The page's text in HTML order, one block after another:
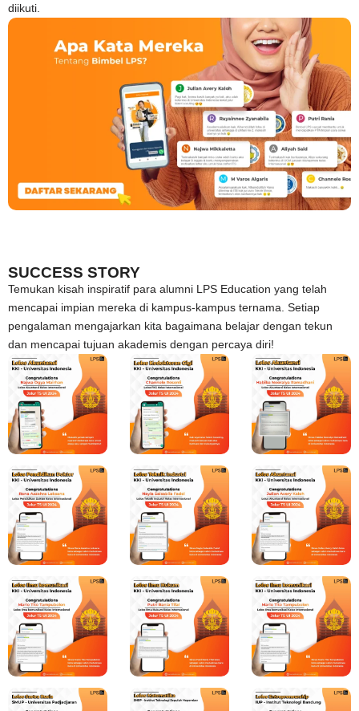
diikuti.
SUCCESS STORY
Temukan kisah inspiratif para alumni LPS Education yang telah
mencapai impian mereka di kampus-kampus ternama. Setiap
pengalaman mengajarkan kita bagaimana belajar dengan tekun
dan mencapai tujuan akademis dengan percaya diri!